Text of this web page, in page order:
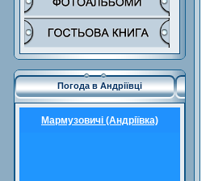
Погода в Андріївці
Мармузовичі (Андріївка)